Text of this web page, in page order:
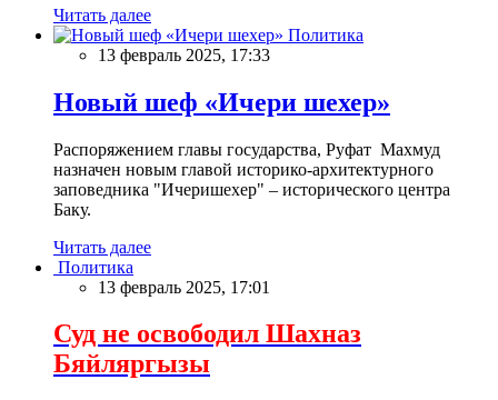
Читать далее
Политика
13 февраль 2025, 17:33
Новый шеф «Ичери шехер»
Распоряжением главы государства, Руфат Махмуд
назначен новым главой историко-архитектурного
заповедника "Ичеришехер" – исторического центра
Баку.
Читать далее
Политика
13 февраль 2025, 17:01
Суд не освободил Шахназ
Бяйляргызы